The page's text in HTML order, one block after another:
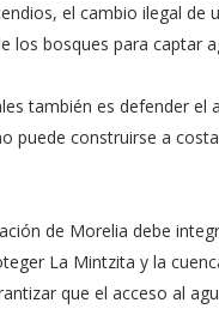
el cambio ilegal de
los bosques para captar
también es defender el
puede construirse a
de Morelia debe
La Mintzita y la
que el acceso al